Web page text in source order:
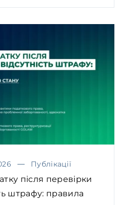
Публікації
після перевірки
штрафу: правила